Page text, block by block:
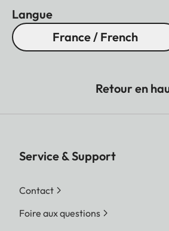
Langue
France / French
Retour en
Service & Support
Contact
Foire aux questions